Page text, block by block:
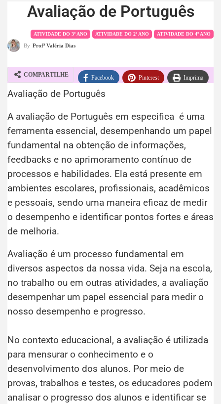
Avaliação de Português
ATIVIDADE DO 3º ANO ATIVIDADE DO 2º ANO ATIVIDADE DO 4º ANO
By Profª Valéria Dias
COMPARTILHE Facebook Pinterest Imprima
WhatsApp Telegram
Avaliação de Português
A avaliação de Português em especifica é uma
ferramenta essencial, desempenhando um papel
fundamental na obtenção de informações,
feedbacks e no aprimoramento contínuo de
processos e habilidades. Ela está presente em
ambientes escolares, profissionais, acadêmicos
e pessoais, sendo uma maneira eficaz de medir
o desempenho e identificar pontos fortes e áreas
de melhoria.
Avaliação é um processo fundamental em
diversos aspectos da nossa vida. Seja na escola,
no trabalho ou em outras atividades, a avaliação
desempenhar um papel essencial para medir o
nosso desempenho e progresso.
No contexto educacional, a avaliação é utilizada
para mensurar o conhecimento e o
desenvolvimento dos alunos. Por meio de
provas, trabalhos e testes, os educadores podem
analisar o progresso dos alunos e identificar se